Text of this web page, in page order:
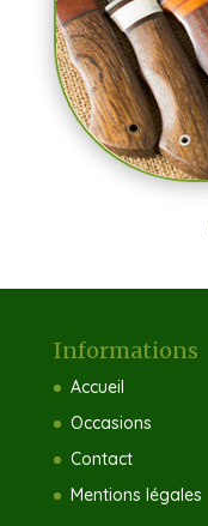
Informations
Accueil
Occasions
Contact
Mentions légales